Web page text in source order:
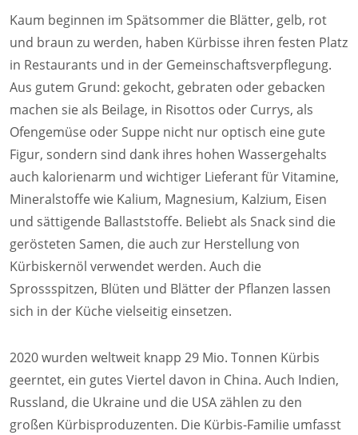
Gebietsleiter
Key Account Manager
Anwendungsberater
Aktuelles
Downloads
Unternehmen
Kontakt
Karriere
Kaum beginnen im Spätsommer die Blätter, gelb, rot
und braun zu werden, haben Kürbisse ihren festen Platz
in Restaurants und in der Gemeinschaftsverpflegung.
Aus gutem Grund: gekocht, gebraten oder gebacken
machen sie als Beilage, in Risottos oder Currys, als
Ofengemüse oder Suppe nicht nur optisch eine gute
Figur, sondern sind dank ihres hohen Wassergehalts
auch kalorienarm und wichtiger Lieferant für Vitamine,
Mineralstoffe wie Kalium, Magnesium, Kalzium, Eisen
und sättigende Ballaststoffe. Beliebt als Snack sind die
gerösteten Samen, die auch zur Herstellung von
Kürbiskernöl verwendet werden. Auch die
Sprossspitzen, Blüten und Blätter der Pflanzen lassen
sich in der Küche vielseitig einsetzen.
2020 wurden weltweit knapp 29 Mio. Tonnen Kürbis
geerntet, ein gutes Viertel davon in China. Auch Indien,
Russland, die Ukraine und die USA zählen zu den
großen Kürbisproduzenten. Die Kürbis-Familie umfasst